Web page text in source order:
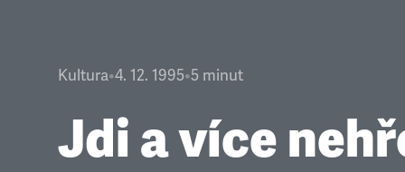
Kultura•4. 12. 1995•5 minut
Jdi a více